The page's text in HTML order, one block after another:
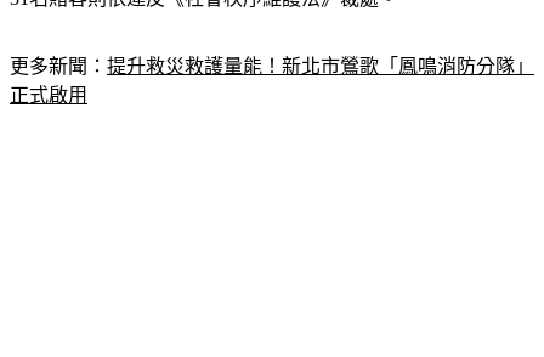
更多新聞： 提升救災救護量能！新北市鶯歌「鳳鳴消防分隊」
正式啟用